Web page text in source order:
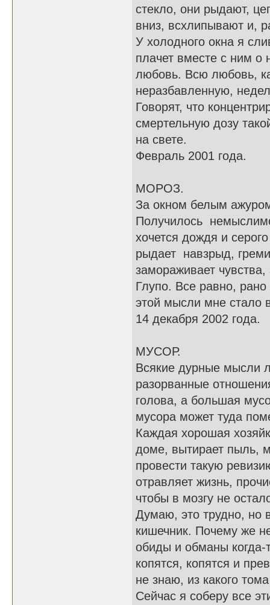
стекло, они рыдают,
вниз, всхлипывают и,
У холодного окна я
плачет вместе с ним о
любовь. Всю любовь,
неразбавленную,
Говорят, что
смертельную дозу
на свете.
Февраль 2001 года.
МОРОЗ.
За окном белым
Получилось
хочется дождя и
рыдает навзрыд,
замораживает
Глупо. Все равно,
этой мысли мне стало
14 декабря 2002 года.
МУСОР.
Всякие дурные мысли
разорванные
голова, а большая
мусора может туда
Каждая хорошая
доме, вытирает пыль,
провести такую
отравляет жизнь,
чтобы в мозгу не
Думаю, это трудно, но
кишечник. Почему же
обиды и обманы
копятся, копятся и
не знаю, из какого
Сейчас я соберу все